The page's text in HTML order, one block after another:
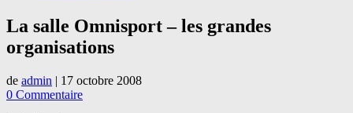
La salle Omnisport – les grandes
organisations
de admin | 17 octobre 2008
0 Commentaire